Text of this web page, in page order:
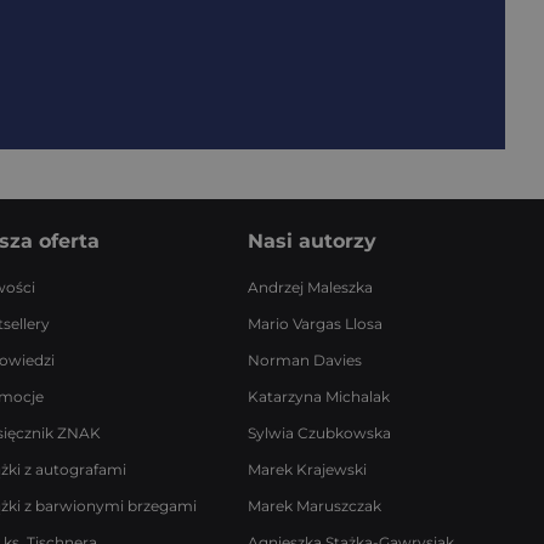
oferta
ZNAK
z autografami
z barwionymi brzegami
Nasi autorzy
Andrzej Maleszka
Mario Vargas Llosa
Norman Davies
Katarzyna Michalak
Sylwia Czubkowska
Marek Krajewski
Marek Maruszczak